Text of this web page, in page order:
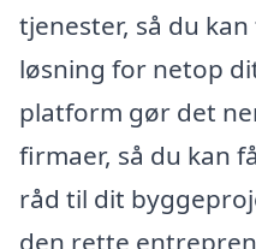
tjenester, så du
løsning for netop
platform gør det
firmaer, så du kan
råd til dit
den rette